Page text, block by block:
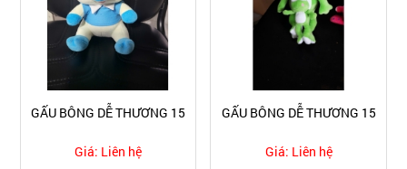
GẤU BÔNG DỄ THƯƠNG 15
Giá: Liên hệ
GẤU BÔNG DỄ THƯƠNG 15
Giá: Liên hệ